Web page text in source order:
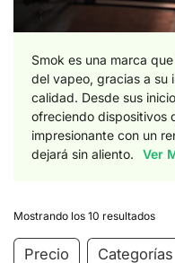
Smok es una marca
del vapeo, gracias a su
calidad. Desde sus
ofreciendo dispositivos
impresionante con un
dejará sin aliento.
Ver
Mostrando los 10 resultados
Precio Categorías